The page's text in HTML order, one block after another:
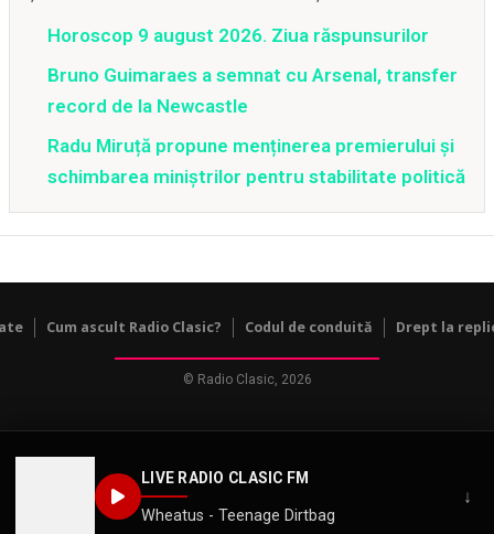
LIVE RADIO CLASIC FM
Wheatus - Teenage Dirtbag
↓
Horoscop 9 august 2026. Ziua răspunsurilor
Bruno Guimaraes a semnat cu Arsenal, transfer
record de la Newcastle
Radu Miruță propune menținerea premierului și
schimbarea miniștrilor pentru stabilitate politică
Cum ascult Radio Clasic? Codul de conduită Drept la
© Radio Clasic, 2026